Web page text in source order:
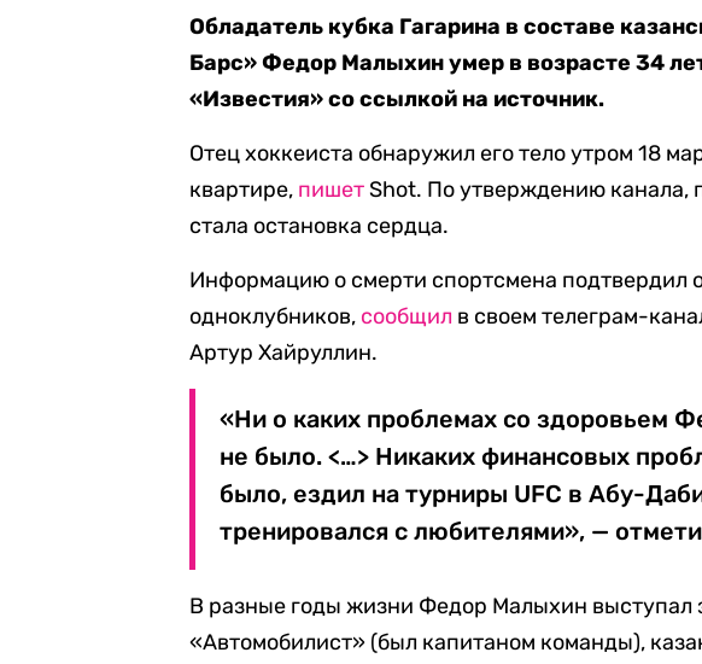
Обладатель кубка Гагарина в составе
Барс» Федор Малыхин умер в возрасте 34
«Известия» со ссылкой на источник.
Отец хоккеиста обнаружил его тело утром 18
квартире, пишетShot. По утверждению канала,
стала остановка сердца.
Информацию о смерти спортсмена подтвердил
одноклубников, сообщил в своем телеграм-
Артур Хайруллин.
«Ни о каких проблемах со здоровьем
не было. <…> Никаких финансовых
было, ездил на турниры UFC в Абу-
тренировался с любителями», —
В разные годы жизни Федор Малыхин выступал
«Автомобилист» (был капитаном команды),